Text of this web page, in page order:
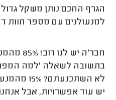
הגרף החכם נותן משקל
למנעולנים עם מספר חוות
חבר'ה יש לנו רוב! 85% מהמנעולנים ענו
בתשובה לשאלה 'למה
לא
יש עוד אפשרויות, אבל